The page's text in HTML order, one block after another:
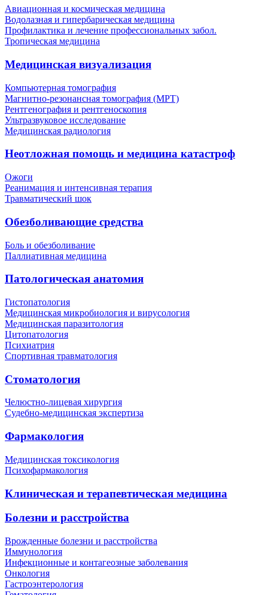
Авиационная и космическая медицина
Водолазная и гипербарическая медицина
Профилактика и лечение профессиональных забол.
Тропическая медицина
Медицинская визуализация
Компьютерная томография
Магнитно-резонансная томография (МРТ)
Рентгенография и рентгеноскопия
Ультразвуковое исследование
Медицинская радиология
Неотложная помощь и медицина катастроф
Ожоги
Реанимация и интенсивная терапия
Травматический шок
Обезболивающие средства
Боль и обезболивание
Паллиативная медицина
Патологическая анатомия
Гистопатология
Медицинская микробиология и вирусология
Медицинская паразитология
Цитопатология
Психиатрия
Спортивная травматология
Стоматология
Челюстно-лицевая хирургия
Судебно-медицинская экспертиза
Фармакология
Медицинская токсикология
Психофармакология
Клиническая и терапевтическая медицина
Болезни и расстройства
Врожденные болезни и расстройства
Иммунология
Инфекционные и контагеозные заболевания
Онкология
Гастроэнтерология